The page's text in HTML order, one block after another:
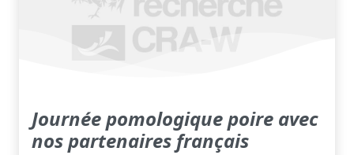
Journée pomologique poire avec
nos partenaires français